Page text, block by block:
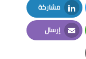
مشاركة
LinkedIn
إرسال
Email